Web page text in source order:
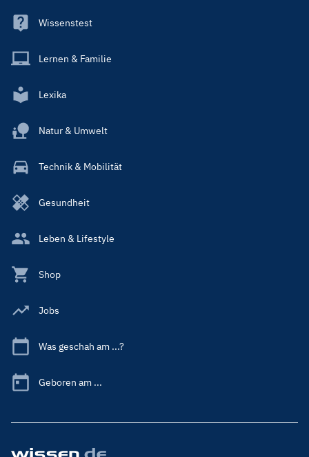
Wissenstest
Lernen & Familie
Lexika
Natur & Umwelt
Technik & Mobilität
Gesundheit
Leben & Lifestyle
Shop
Jobs
Was geschah am ...?
Geboren am ...